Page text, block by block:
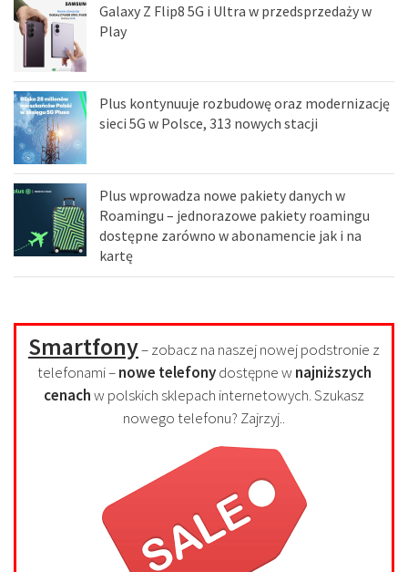
Galaxy Z Flip8 5G i Ultra w przedsprzedaży w
Play
Plus kontynuuje rozbudowę oraz modernizację
sieci 5G w Polsce, 313 nowych stacji
Plus wprowadza nowe pakiety danych w
Roamingu – jednorazowe pakiety roamingu
dostępne zarówno w abonamencie jak i na
kartę
Smartfony– zobacz na naszej nowej podstronie z
telefonami –nowe telefonydostępne w najniższych
cenachw polskich sklepach internetowych. Szukasz
nowego telefonu? Zajrzyj..